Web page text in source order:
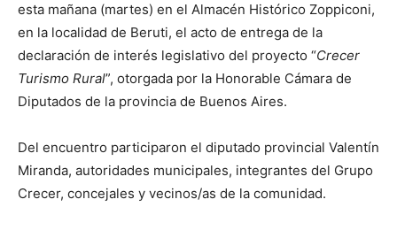
esta mañana (martes) en el Almacén Histórico Zoppiconi,
en la localidad de Beruti, el acto de entrega de la
declaración de interés legislativo del proyecto “Crecer
Turismo Rural”, otorgada por la Honorable Cámara de
Diputados de la provincia de Buenos Aires.
Del encuentro participaron el diputado provincial Valentín
Miranda, autoridades municipales, integrantes del Grupo
Crecer, concejales y vecinos/as de la comunidad.